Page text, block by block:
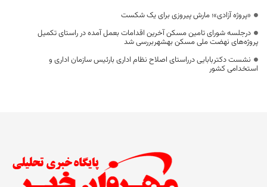
«پروژه آزادی»؛ مارش پیروزی برای یک شکست
درجلسه شورای تامین مسکن آخرین اقدامات بعمل آمده در راستای تکمیل
پروژه‌های نهضت ملی مسکن بهشهربررسی شد
نشست دکتربابایی درراستای اصلاح نظام اداری بارئیس سازمان اداری و
استخدامی کشور